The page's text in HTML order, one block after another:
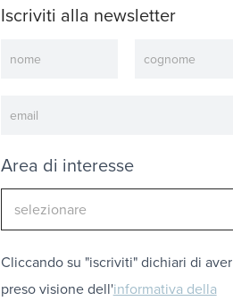
Iscriviti alla newsletter
Area di interesse
Cliccando su "iscriviti" dichiari di aver
preso visione dell'informativa della